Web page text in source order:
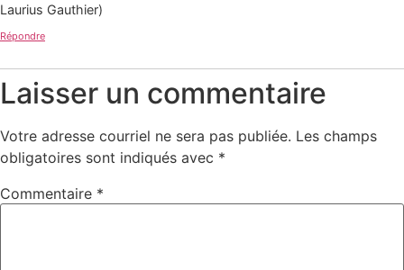
Laurius Gauthier)
Répondre
Laisser un commentaire
Votre adresse courriel ne sera pas publiée. Les champs
obligatoires sont indiqués avec *
Commentaire *